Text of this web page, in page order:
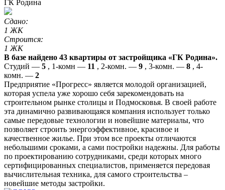
ГК Родина
Сдано:
1 ЖК
Строится:
1 ЖК
В базе найдено 43 квартиры от застройщика «ГК Родина».
Студий — 5 , 1-комн — 11 , 2-комн. — 9 , 3-комн. — 8 , 4-
комн. — 2
Предприятие «Прогресс» является молодой организацией,
которая успела уже хорошо себя зарекомендовать на
строительном рынке столицы и Подмосковья. В своей работе
эта динамично развивающаяся компания использует только
самые передовые технологии и новейшие материалы, что
позволяет строить энергоэффективное, красивое и
качественное жилье. При этом все проекты отличаются
небольшими сроками, а сами постройки надежны. Для работы
по проектированию сотрудниками, среди которых много
сертифицированных специалистов, применяется передовая
вычислительная техника, для самого строительства –
новейшие методы застройки.